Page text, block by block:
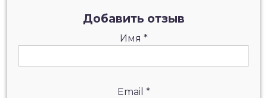
Добавить отзыв
Имя *
Email *